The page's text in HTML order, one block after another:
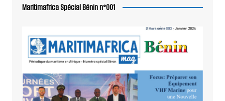
Maritimafrica Spécial Bénin n°001